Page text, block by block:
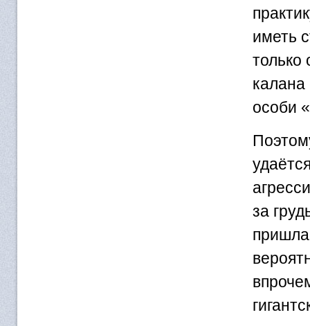
иметь
только
калана
особи
за
пришла